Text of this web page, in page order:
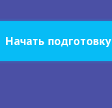
Начать подготовку